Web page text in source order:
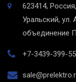
623414,
Уральский, ул.
объединение
+7-3439-399-